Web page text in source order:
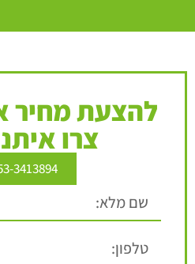
להצעת מחיר
צרו
3413894